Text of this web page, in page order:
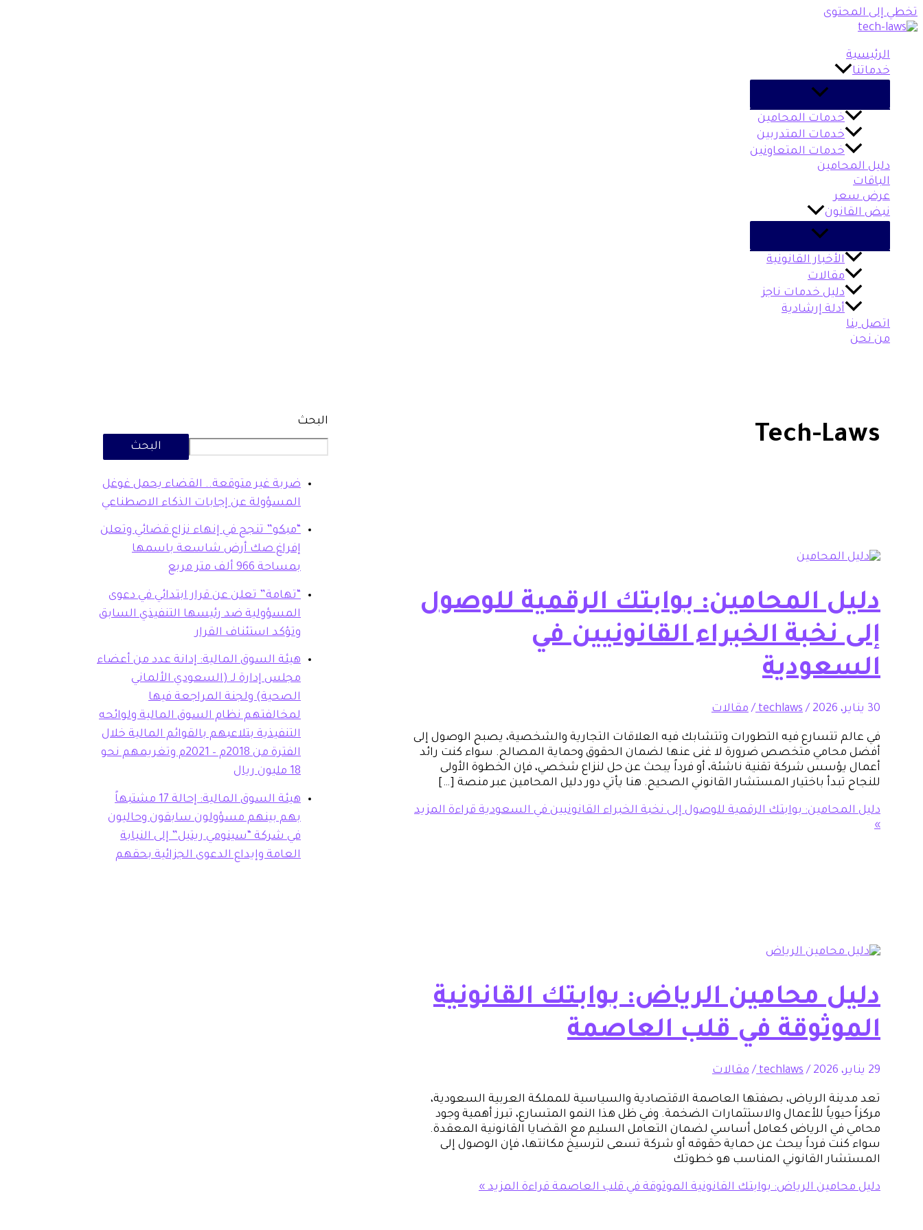
تخطي إلى المحتوى
الرئيسية
خدماتنا
خدمات المحامين
خدمات المتدربين
خدمات المتعاونين
دليل المحامين
الباقات
عرض سعر
نبض القانون
الأخبار القانونية
مقالات
دليل خدمات ناجز
أدلة إرشادية
اتصل بنا
من نحن
Tech-Laws
دليل المحامين: بوابتك الرقمية للوصول
إلى نخبة الخبراء القانونيين في
السعودية
30 يناير، 2026 /
techlaws
/مقالات
في عالم تتسارع فيه التطورات وتتشابك فيه العلاقات التجارية والشخصية، يصبح الوصول إلى
أفضل محامي متخصص ضرورة لا غنى عنها لضمان الحقوق وحماية المصالح. سواء كنت رائد
أعمال يؤسس شركة تقنية ناشئة، أو فرداً يبحث عن حل لنزاع شخصي، فإن الخطوة الأولى
للنجاح تبدأ باختيار المستشار القانوني الصحيح. هنا يأتي دور دليل المحامين عبر منصة […]
دليل المحامين: بوابتك الرقمية للوصول إلى نخبة الخبراء القانونيين في السعوديةقراءة المزيد
»
دليل محامين الرياض: بوابتك القانونية
الموثوقة في قلب العاصمة
29 يناير، 2026 /
techlaws
/مقالات
تعد مدينة الرياض، بصفتها العاصمة الاقتصادية والسياسية للمملكة العربية السعودية،
مركزاً حيوياً للأعمال والاستثمارات الضخمة. وفي ظل هذا النمو المتسارع، تبرز أهمية وجود
محامي في الرياض كعامل أساسي لضمان التعامل السليم مع القضايا القانونية المعقدة.
سواء كنت فرداً يبحث عن حماية حقوقه أو شركة تسعى لترسيخ مكانتها، فإن الوصول إلى
المستشار القانوني المناسب هو خطوتك
دليل محامين الرياض: بوابتك القانونية الموثوقة في قلب العاصمةقراءة المزيد »
البحث
البحث
ضربة غير متوقعة.. القضاء يحمل غوغل
المسؤولة عن إجابات الذكاء الاصطناعي
“مبكو” تنجح في إنهاء نزاع قضائي وتعلن
إفراغ صك أرض شاسعة باسمها
بمساحة 966 ألف متر مربع
“تهامة” تعلن عن قرار ابتدائي في دعوى
المسؤولية ضد رئيسها التنفيذي السابق
وتؤكد استئناف القرار
هيئة السوق المالية: إدانة عدد من أعضاء
مجلس إدارة لـ (السعودي الألماني
الصحية) ولجنة المراجعة فيها
لمخالفتهم نظام السوق المالية ولوائحه
التنفيذية بتلاعبهم بالقوائم المالية خلال
الفترة من 2018م – 2021م وتغريمهم نحو
18 مليون ريال
هيئة السوق المالية: إحالة 17 مشتبهاً
بهم بينهم مسؤولون سابقون وحاليون
في شركة “سينومي ريتيل” إلى النيابة
العامة وإيداع الدعوى الجزائية بحقهم